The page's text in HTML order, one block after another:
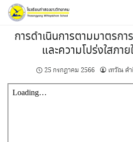
การดําเนินการตามมาตรก
และความโปร่งใสภา
25 กรกฎาคม 2566 เทวัณ ด